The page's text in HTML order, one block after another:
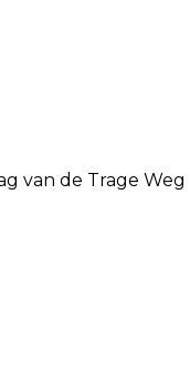
van de Trage Weg